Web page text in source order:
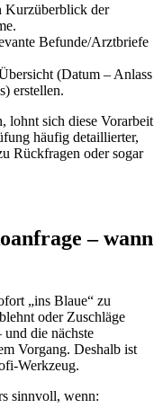
Kurzüberblick der
Befunde/Arztbriefe
(Datum – Anlass
erstellen.
lohnt sich diese Vorarbeit
häufig detaillierter,
Rückfragen oder sogar
– wann
„ins Blaue“ zu
oder Zuschläge
die nächste
Vorgang. Deshalb ist
Werkzeug.
sinnvoll, wenn: